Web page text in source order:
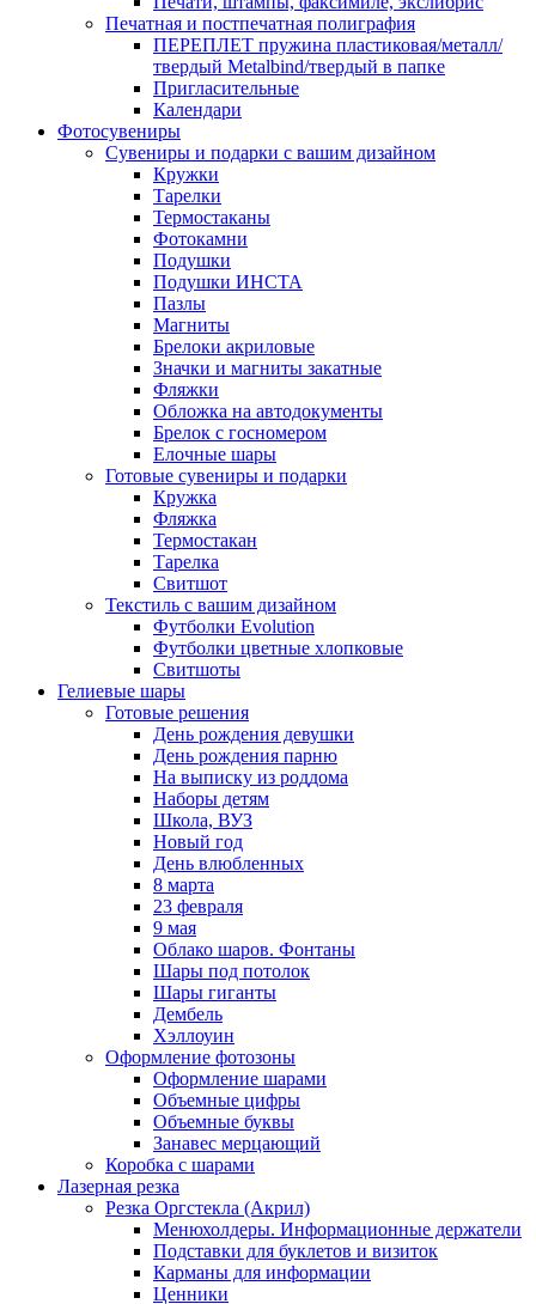
Печатная и постпечатная полиграфия
ПЕРЕПЛЕТ пружина пластиковая/металл/
твердый Metalbind/твердый в папке
Пригласительные
Календари
Фотосувениры
Сувениры и подарки с вашим дизайном
Кружки
Тарелки
Термостаканы
Фотокамни
Подушки
Подушки ИНСТА
Пазлы
Магниты
Брелоки акриловые
Значки и магниты закатные
Фляжки
Обложка на автодокументы
Брелок с госномером
Елочные шары
Готовые сувениры и подарки
Кружка
Фляжка
Термостакан
Тарелка
Свитшот
Текстиль с вашим дизайном
Футболки Evolution
Футболки цветные хлопковые
Свитшоты
Гелиевые шары
Готовые решения
День рождения девушки
День рождения парню
На выписку из роддома
Наборы детям
Школа, ВУЗ
Новый год
День влюбленных
8 марта
23 февраля
9 мая
Облако шаров. Фонтаны
Шары под потолок
Шары гиганты
Дембель
Хэллоуин
Оформление фотозоны
Оформление шарами
Объемные цифры
Объемные буквы
Занавес мерцающий
Коробка с шарами
Лазерная резка
Резка Оргстекла (Акрил)
Менюхолдеры. Информационные держатели
Подставки для буклетов и визиток
Карманы для информации
Ценники